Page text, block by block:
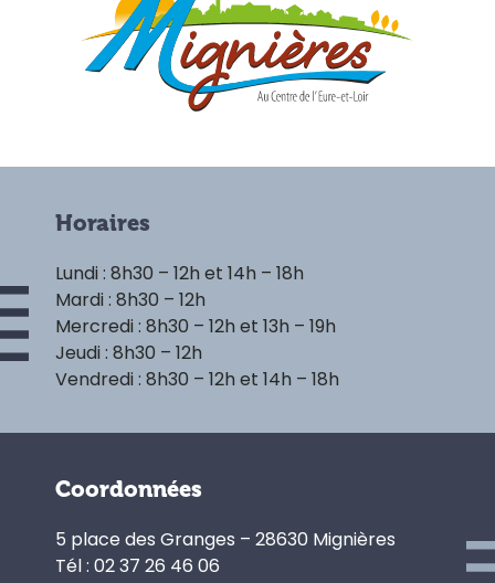
Horaires
Lundi : 8h30 – 12h et 14h – 18h
Mardi : 8h30 – 12h
Mercredi : 8h30 – 12h et 13h – 19h
Jeudi : 8h30 – 12h
Vendredi : 8h30 – 12h et 14h – 18h
Coordonnées
5 place des Granges – 28630 Mignières
Tél : 02 37 26 46 06